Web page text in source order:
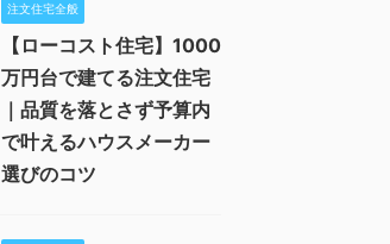
注文住宅全般
【ローコスト住宅】1000
万円台で建てる注文住宅
｜品質を落とさず予算内
で叶えるハウスメーカー
選びのコツ